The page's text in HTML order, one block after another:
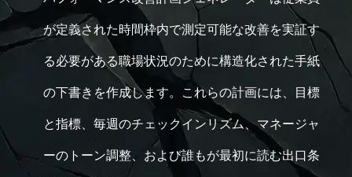
が定義された時間枠内で測定可能な改善を実証す
る必要がある職場状況のために構造化された手紙
の下書きを作成します。これらの計画には、目標
と指標、毎週のチェックインリズム、マネージャ
ーのトーン調整、および誰もが最初に読む出口条